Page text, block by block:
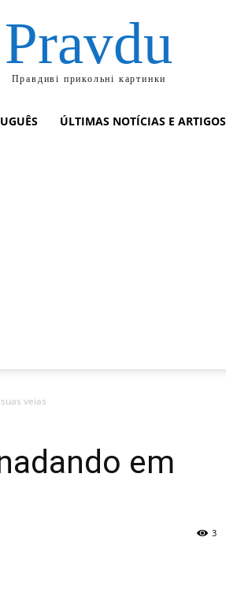
Pravdu
Правдиві прикольні картинки
ÚLTIMAS NOTÍCIAS E ARTIGOS
veias
em
3